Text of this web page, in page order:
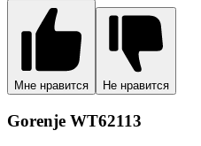
Мне нравится Не нравится
Gorenje WT62113